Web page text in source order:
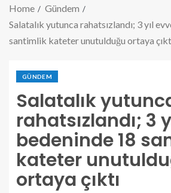
Home
Gündem
Salatalık yutunca rahatsızlandı; 3 yıl
santimlik kateter unutulduğu ortaya
GÜNDEM
Salatalık
rahatsızlandı; 3
bedeninde 18
kateter
ortaya çıktı